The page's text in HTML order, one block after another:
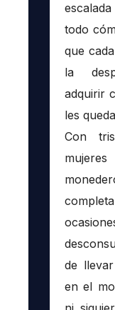
todo
que
la
adquirir
les
Con
de
en el